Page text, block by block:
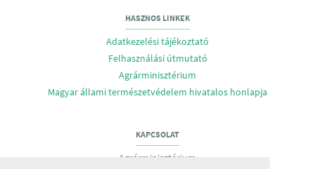
HASZNOS LINKEK
Adatkezelési tájékoztató
Felhasználási útmutató
Agrárminisztérium
Magyar állami természetvédelem hivatalos honlapja
KAPCSOLAT
Agrárminisztérium